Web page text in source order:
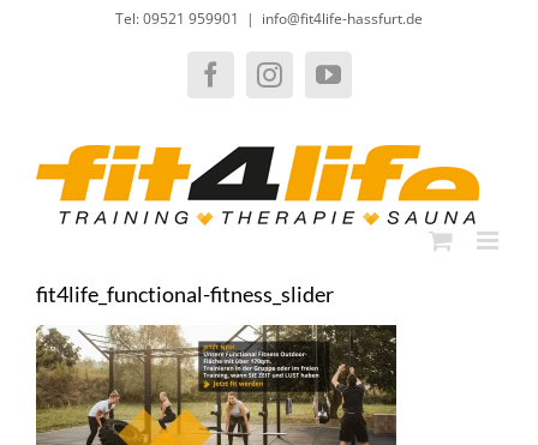
Tel: 09521 959901 | info@fit4life-hassfurt.de
FacebookInstagramYouTube
fit4life_functional-fitness_slider